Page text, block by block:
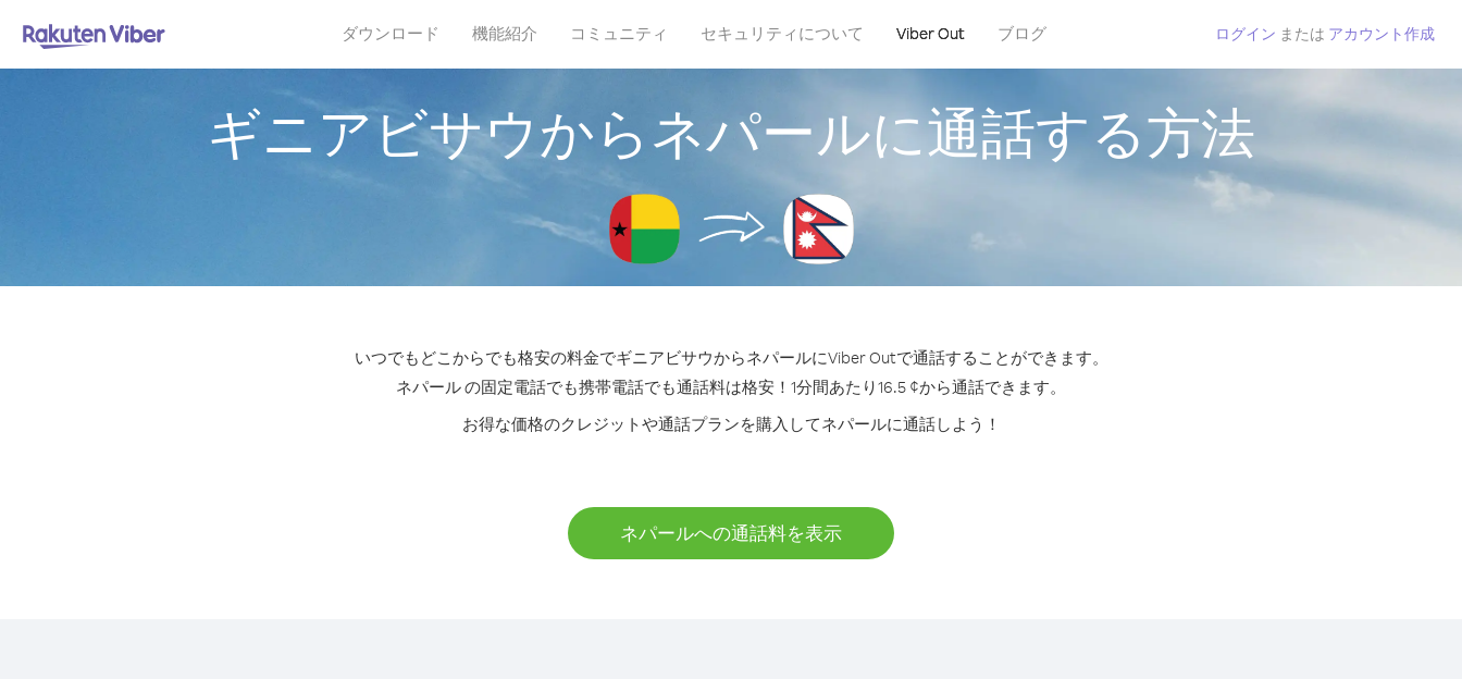
ダウンロード 機能紹介 コミュニティ セキュリティについて Viber Out ブログ ログイン または アカウント作成
ギニアビサウからネパールに通話する方法
いつでもどこからでも格安の料金でギニアビサウからネパールにViber Outで通話することができます。
ネパール の固定電話でも携帯電話でも通話料は格安！1分間あたり16.5 ¢から通話できます。
お得な価格のクレジットや通話プランを購入してネパールに通話しよう！
ネパールへの通話料を表示